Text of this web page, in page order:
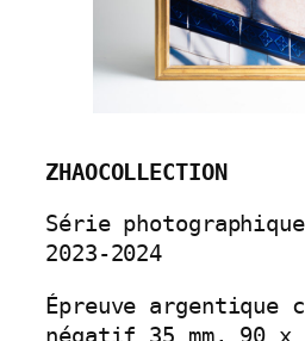
ZHAOCOLLECTION
Série
2023-2024
Épreuve argentique
négatif 35 mm, 90 x